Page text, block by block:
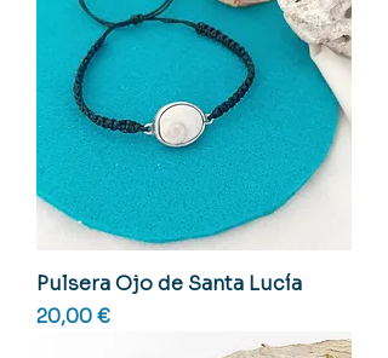
Pulsera Ojo de Santa Lucía
Precio
20,00 €